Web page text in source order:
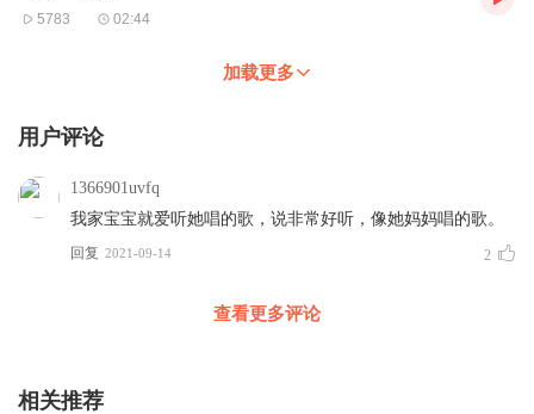
5783 02:44
加载更多
用户评论
1366901uvfq
我家宝宝就爱听她唱的歌，说非常好听，像她妈妈唱的歌。
回复 2021-09-14 2
查看更多评论
相关推荐